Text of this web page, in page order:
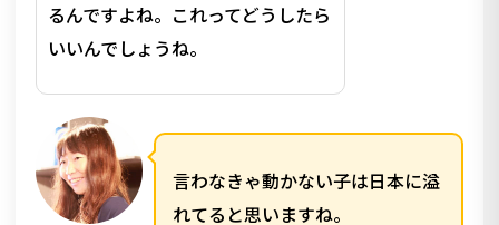
るんですよね。これってどうしたら
いいんでしょうね。
言わなきゃ動かない子は日本に溢
れてると思いますね。